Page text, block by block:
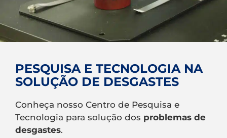
PESQUISA E TECNOLOGIA NA
SOLUÇÃO DE DESGASTES
Conheça nosso Centro de Pesquisa e
Tecnologia para solução dos problemas de
desgastes.